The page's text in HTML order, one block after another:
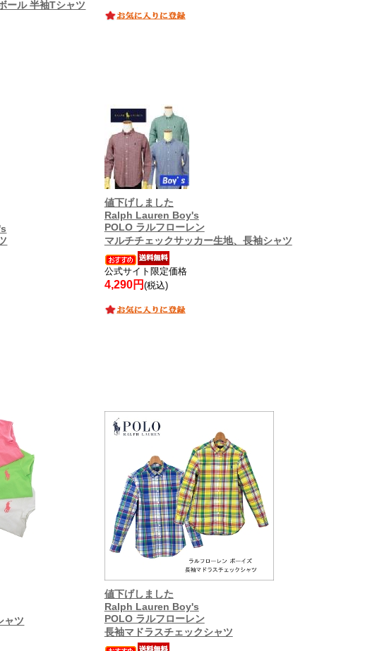
ール 半袖Tシャツ
値下げしました
Ralph Lauren Boy's
POLO ラルフローレン
マルチチェックサッカー生地、長袖シャツ
公式サイト限定価格
4,290円 (税込)
ャツ
値下げしました
Ralph Lauren Boy's
POLO ラルフローレン
長袖マドラスチェックシャツ